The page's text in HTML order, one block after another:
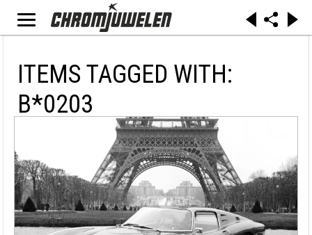
ITEMS TAGGED WITH:
B*0203